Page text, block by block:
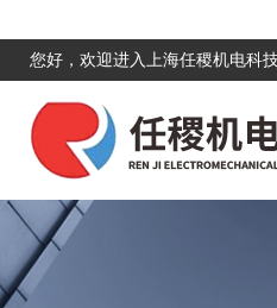
您好，欢迎进入上海任稷机电科